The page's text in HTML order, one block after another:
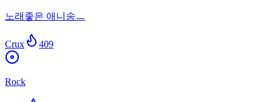
노래좋은 애니송ㅡ
Crux 409
Rock